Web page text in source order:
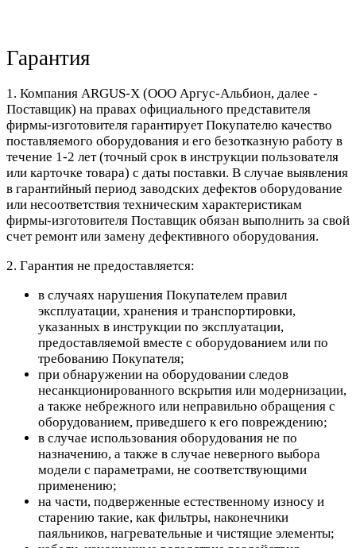
Гарантия
1. Компания ARGUS-X (ООО Аргус-Альбион, далее -
Поставщик) на правах официального представителя
фирмы-изготовителя гарантирует Покупателю качество
поставляемого оборудования и его безотказную работу в
течение 1-2 лет (точный срок в инструкции пользователя
или карточке товара) с даты поставки. В случае выявления
в гарантийный период заводских дефектов оборудование
или несоответствия техническим характеристикам
фирмы-изготовителя Поставщик обязан выполнить за свой
счет ремонт или замену дефективного оборудования.
2. Гарантия не предоставляется:
в случаях нарушения Покупателем правил
эксплуатации, хранения и транспортировки,
указанных в инструкции по эксплуатации,
предоставляемой вместе с оборудованием или по
требованию Покупателя;
при обнаружении на оборудовании следов
несанкционированного вскрытия или модернизации,
а также небрежного или неправильно обращения с
оборудованием, приведшего к его повреждению;
в случае использования оборудования не по
назначению, а также в случае неверного выбора
модели с параметрами, не соответствующими
применению;
на части, подверженные естественному износу и
старению такие, как фильтры, наконечники
паяльников, нагревательные и чистящие элементы;